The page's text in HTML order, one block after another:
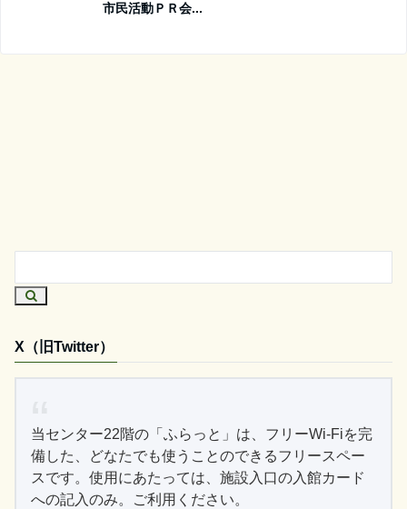
市民活動ＰＲ会...
X（旧Twitter）
当センター22階の「ふらっと」は、フリーWi-Fiを完
備した、どなたでも使うことのできるフリースペー
スです。使用にあたっては、施設入口の入館カード
への記入のみ。ご利用ください。